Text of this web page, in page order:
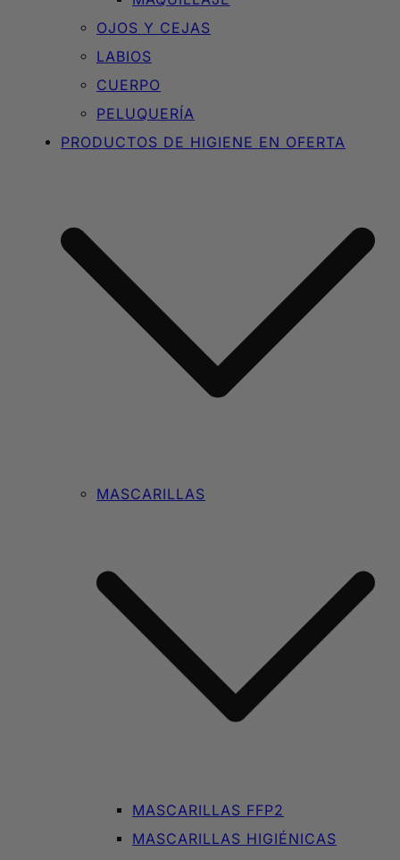
OJOS Y CEJAS
LABIOS
CUERPO
PELUQUERÍA
PRODUCTOS DE HIGIENE EN OFERTA
MASCARILLAS
MASCARILLAS FFP2
MASCARILLAS HIGIÉNICAS